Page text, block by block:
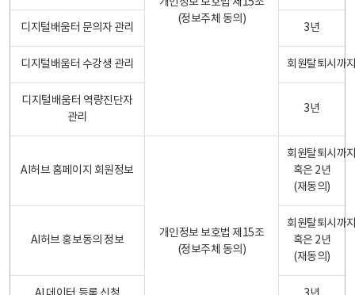
(정보주체 동의)
디지털배움터 문의자 관리 3년
디지털배움터 수강생 관리 회원탈퇴시까
디지털배움터 역량진단자
관리
3년
AI허브 홈페이지 회원정보
개인정보 보호법 제15조
(정보주체 동의)
회원탈퇴시까
혹은 2년
(재동의)
AI허브 홍보동의 정보
회원탈퇴시까
혹은 2년
(재동의)